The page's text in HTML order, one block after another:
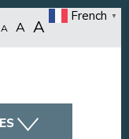
A A A
French ▼